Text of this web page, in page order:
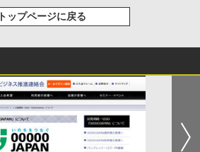
トップページに戻る